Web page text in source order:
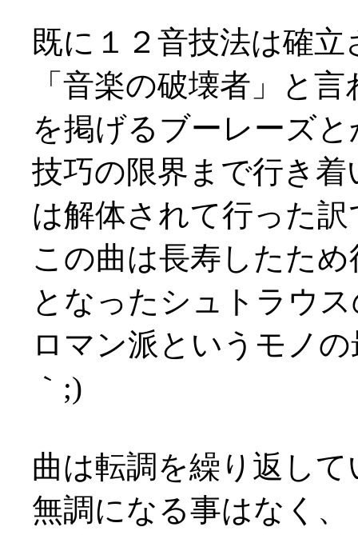
既に１２音技法は確
「音楽の破壊者」と
を掲げるブーレーズ
技巧の限界まで行き
は解体されて行った
この曲は長寿したた
となったシュトラウ
ロマン派というモノ
｀;)
曲は転調を繰り返し
無調になる事はなく、